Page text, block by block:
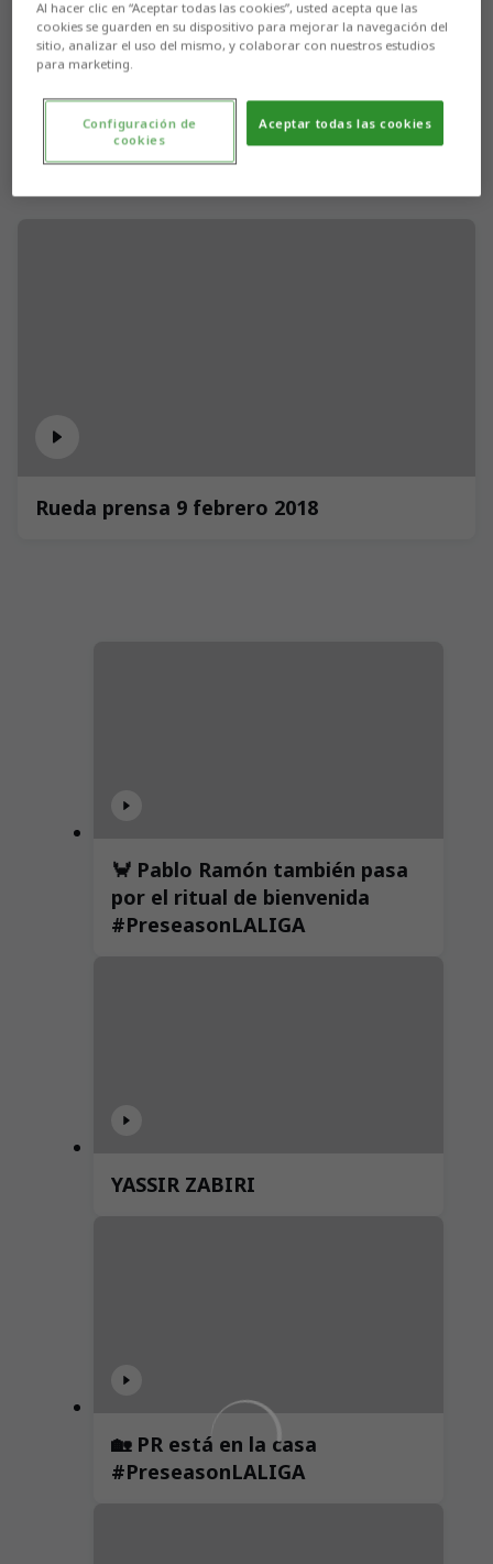
Rueda prensa 9 febrero 2018
🦀 Pablo Ramón también pasa
por el ritual de bienvenida
#PreseasonLALIGA
YASSIR ZABIRI
🏡 PR está en la casa
#PreseasonLALIGA
Al hacer clic en “Aceptar todas las cookies”, usted acepta que las
cookies se guarden en su dispositivo para mejorar la navegación del
sitio, analizar el uso del mismo, y colaborar con nuestros estudios
para marketing.
Aceptar todas las cookies
Configuración de
cookies